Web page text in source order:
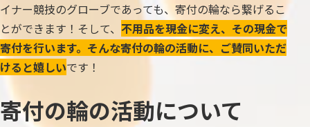
イナー競技のグローブであっても、寄付の輪なら繋げるこ
とができます！そして、 不用品を現金に変え、その現金で
寄付を行います。そんな寄付の輪の活動に、ご賛同いただ
けると嬉しいです！
寄付の輪の活動について